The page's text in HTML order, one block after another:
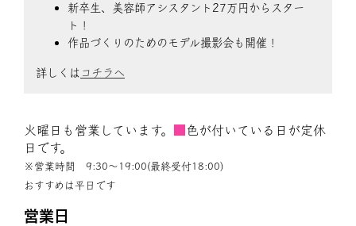
新卒生、美容師アシスタント27万円からスター
ト！
作品づくりのためのモデル撮影会も開催！
詳しくは コチラへ
火曜日も営業しています。
色が付いている日が定休
日です。
※営業時間 9:30〜19:00(最終受付18:00)
おすすめは平日です
営業日